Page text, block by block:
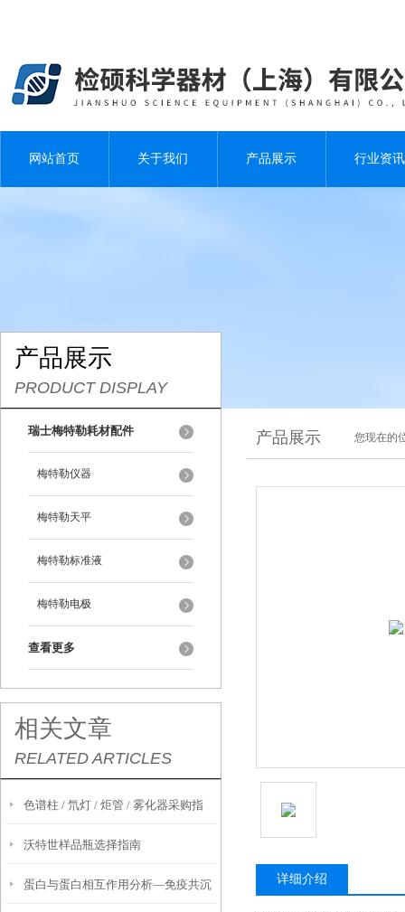
网站首页 关于我们 产品展示 行业资讯
产品展示
PRODUCT DISPLAY
瑞士梅特勒耗材配件
梅特勒仪器
梅特勒天平
梅特勒标准液
梅特勒电极
查看更多
相关文章
RELATED ARTICLES
色谱柱 / 氘灯 / 炬管 / 雾化器采购指
南：检硕科学器材四大进口品牌现货
直供安捷伦 / 赛默飞仪器维修服务商
沃特世样品瓶选择指南
蛋白与蛋白相互作用分析—免疫共沉
产品展示 您现在的
详细介绍